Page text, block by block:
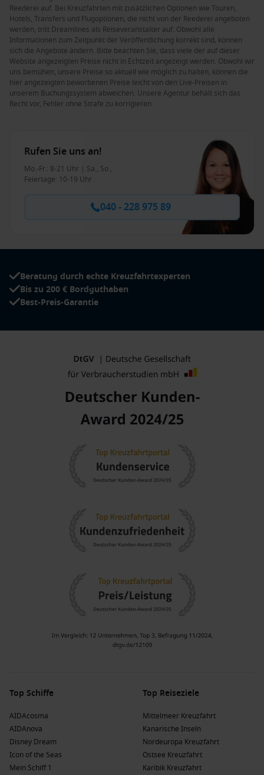
Reederei auf. Bei Kreuzfahrten mit zusätzlichen Optionen wie Touren,
Hotels, Transfers und Flugoptionen, die nicht von der Reederei angeboten
werden, tritt Dreamlines als Reiseveranstalter auf. Obwohl alle
Informationen zum Zeitpunkt der Veröffentlichung korrekt sind, können
sich die Angebote ändern. Bitte beachten Sie, dass viele der auf dieser
Website angezeigten Preise nicht in Echtzeit angezeigt werden. Obwohl wir
uns bemühen, unsere Preise so aktuell wie möglich zu halten, können die
hier angezeigten beworbenen Preise leicht von den Live-Preisen in
unserem Buchungssystem abweichen. Unsere Agentur behält sich das
Recht vor, Fehler ohne Strafe zu korrigieren.
Rufen Sie uns an!
Mo.-Fr.: 8-21 Uhr | Sa., So.,
Feiertage: 10-19 Uhr
040 - 228 975 89
Beratung durch echte Kreuzfahrtexperten
Bis zu 200 € Bordguthaben
Best-Preis-Garantie
Top Schiffe
AIDAcosma
AIDAnova
Disney Dream
Icon of the Seas
Mein Schiff 1
Top Reiseziele
Mittelmeer Kreuzfahrt
Kanarische Inseln
Nordeuropa Kreuzfahrt
Ostsee Kreuzfahrt
Karibik Kreuzfahrt